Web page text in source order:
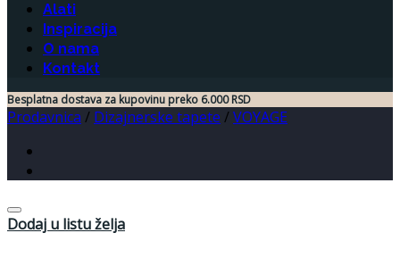
Alati
Inspiracija
O nama
Kontakt
Besplatna dostava za kupovinu preko 6.000 RSD
Prodavnica / Dizajnerske tapete /VOYAGE
Dodaj u listu želja